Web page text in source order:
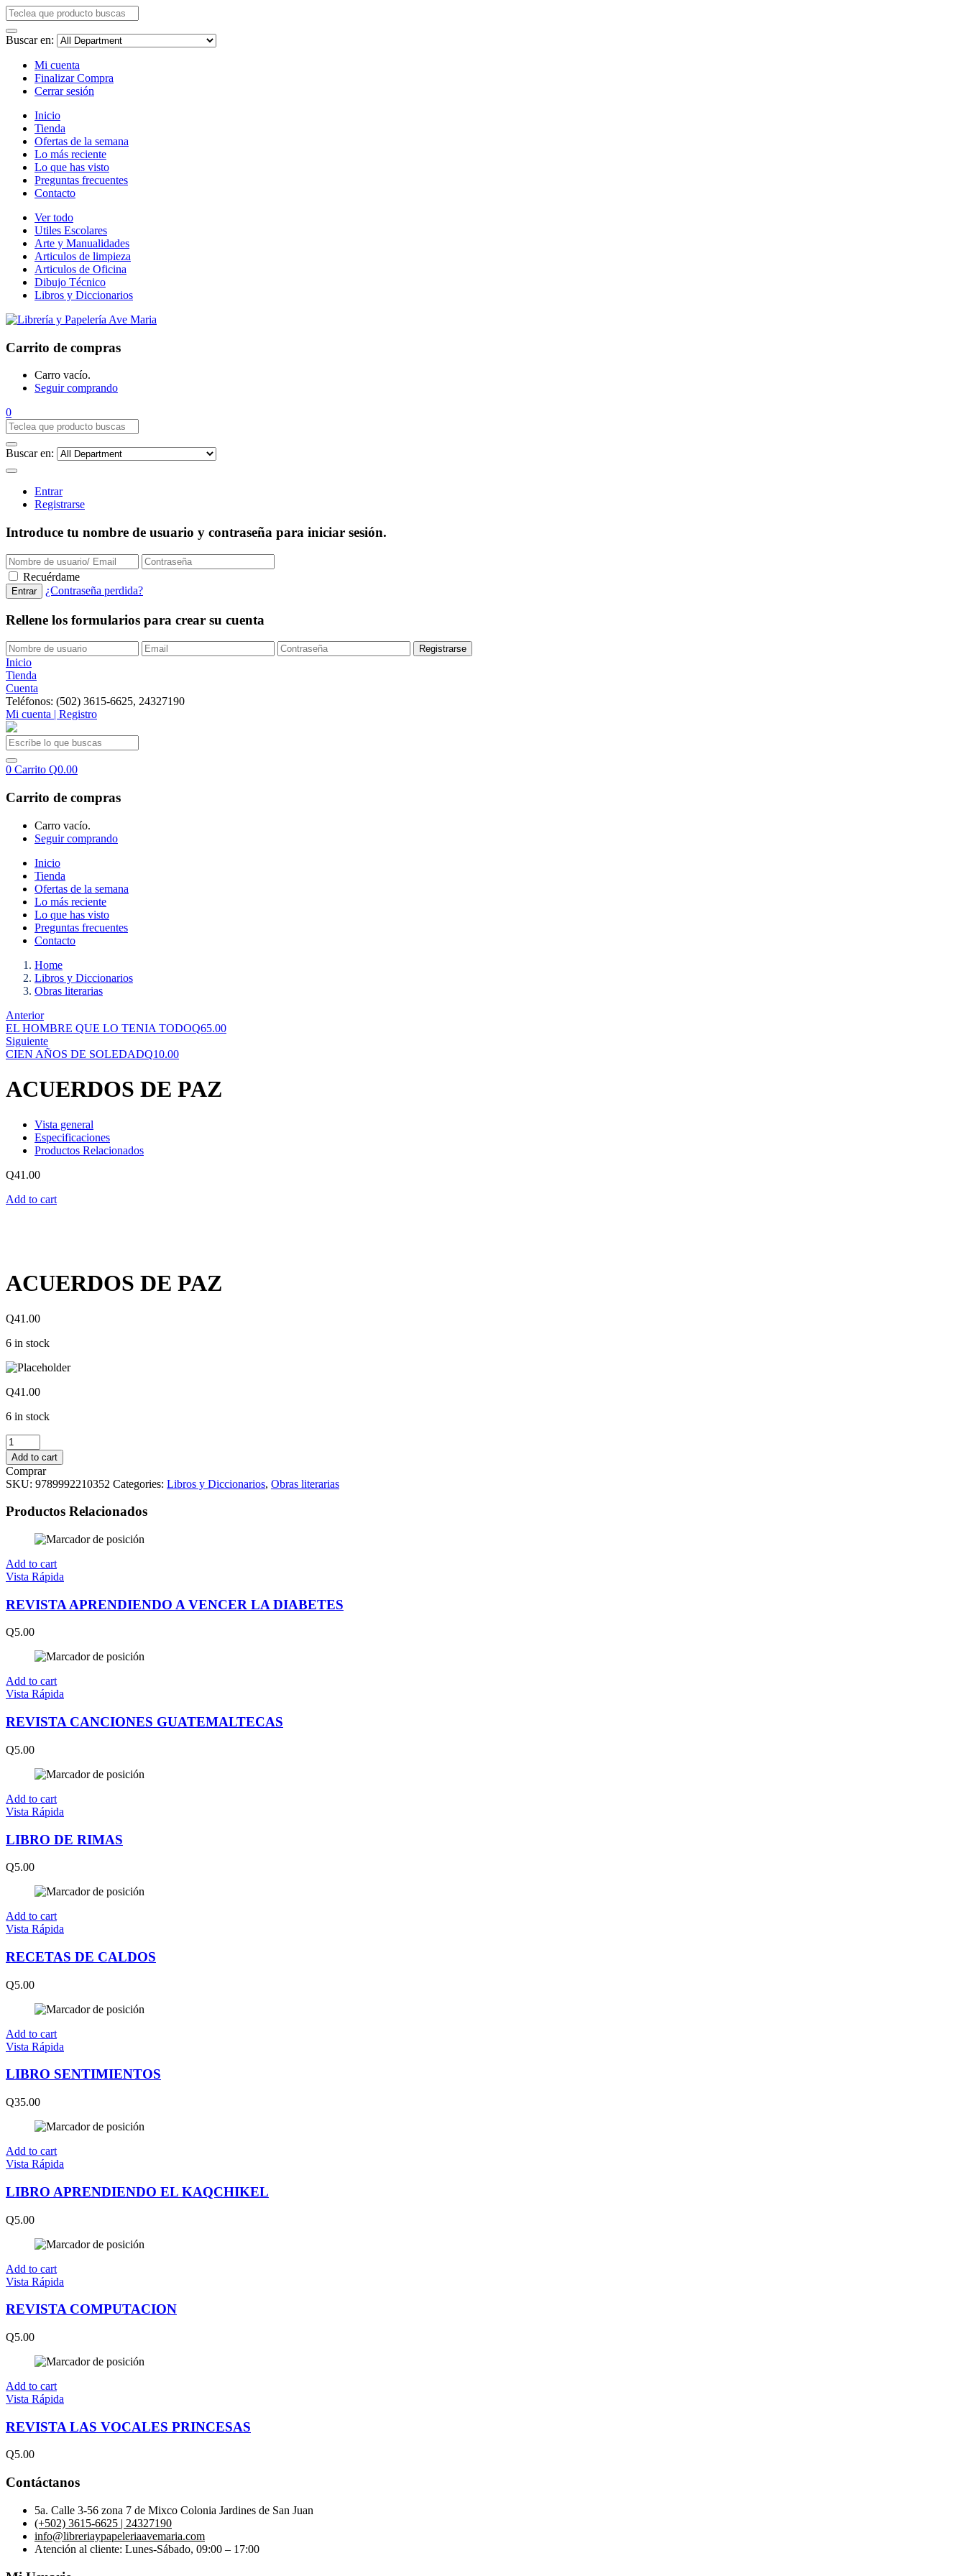
Buscar en:
Mi cuenta
Finalizar Compra
Cerrar sesión
Inicio
Tienda
Ofertas de la semana
Lo más reciente
Lo que has visto
Preguntas frecuentes
Contacto
Ver todo
Utiles Escolares
Arte y Manualidades
Articulos de limpieza
Articulos de Oficina
Dibujo Técnico
Libros y Diccionarios
Carrito de compras
Carro vacío.
Seguir comprando
0
Buscar en:
Entrar
Registrarse
Introduce tu nombre de usuario y contraseña para iniciar sesión.
Recuérdame
¿Contraseña perdida?
Rellene los formularios para crear su cuenta
Inicio
Tienda
Cuenta
Teléfonos: (502) 3615-6625, 24327190
Mi cuenta | Registro
0 Carrito Q0.00
Carrito de compras
Carro vacío.
Seguir comprando
Inicio
Tienda
Ofertas de la semana
Lo más reciente
Lo que has visto
Preguntas frecuentes
Contacto
Home
Libros y Diccionarios
Obras literarias
Anterior
EL HOMBRE QUE LO TENIA TODOQ65.00
Siguiente
CIEN AÑOS DE SOLEDADQ10.00
ACUERDOS DE PAZ
Vista general
Especificaciones
Productos Relacionados
Q41.00
Add to cart
ACUERDOS DE PAZ
Q41.00
6 in stock
Q41.00
6 in stock
ACUERDOS
DE
PAZ
quantity
Add to cart
Comprar
SKU: 9789992210352 Categories: Libros y Diccionarios, Obras literarias
Productos Relacionados
Add to cart
Vista Rápida
REVISTA APRENDIENDO A VENCER LA DIABETES
Q5.00
Add to cart
Vista Rápida
REVISTA CANCIONES GUATEMALTECAS
Q5.00
Add to cart
Vista Rápida
LIBRO DE RIMAS
Q5.00
Add to cart
Vista Rápida
RECETAS DE CALDOS
Q5.00
Add to cart
Vista Rápida
LIBRO SENTIMIENTOS
Q35.00
Add to cart
Vista Rápida
LIBRO APRENDIENDO EL KAQCHIKEL
Q5.00
Add to cart
Vista Rápida
REVISTA COMPUTACION
Q5.00
Add to cart
Vista Rápida
REVISTA LAS VOCALES PRINCESAS
Q5.00
Contáctanos
5a. Calle 3-56 zona 7 de Mixco Colonia Jardines de San Juan
(+502) 3615-6625 | 24327190
info@libreriaypapeleriaavemaria.com
Atención al cliente: Lunes-Sábado, 09:00 – 17:00